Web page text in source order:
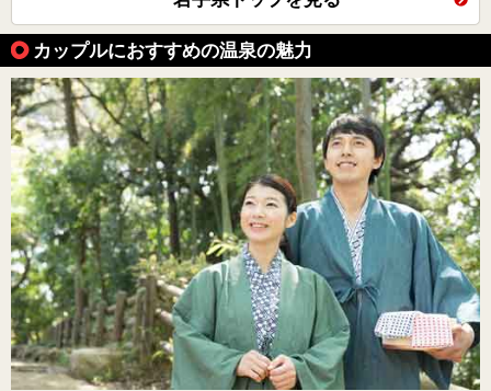
カップルにおすすめの温泉の魅力